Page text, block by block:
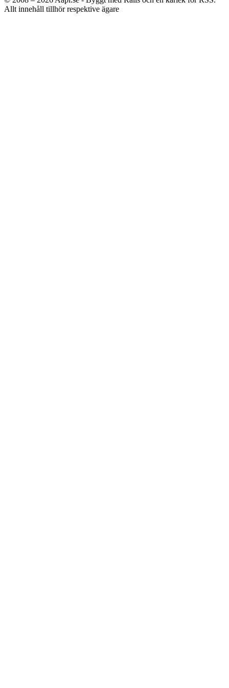
Allt innehåll tillhör respektive ägare